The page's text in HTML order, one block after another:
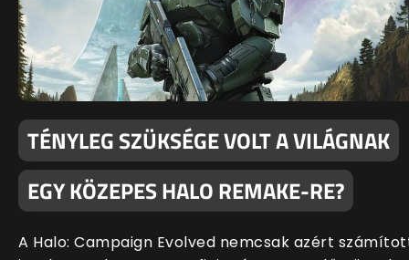
TÉNYLEG SZÜKSÉGE VOLT A VILÁGNAK
EGY KÖZEPES HALO REMAKE-RE?
A Halo: Campaign Evolved nemcsak azért